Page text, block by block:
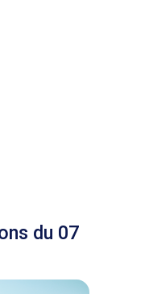
du 07